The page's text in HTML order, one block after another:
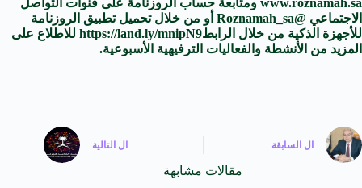
www.roznamah.sa ومتابعة حساب الروزنامة على قنوات التواصل
الاجتماعي @Roznamah_sa أو من خلال تحميل تطبيق الروزنامة
للأجهزة الذكية من خلال الرابطhttps://land.ly/mnipN9 للاطلاع على
المزيد من الأنشطة والفعاليات الترفيهية الأسبوعية.
ال السابقة ال التالية
مقالات مشابهة